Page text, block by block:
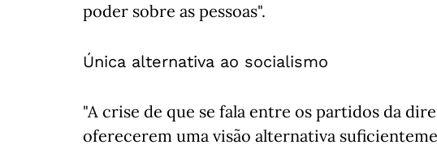
poder sobre as pessoas".
Única alternativa ao socialismo
"A crise de que se fala entre os partidos da
oferecerem uma visão alternativa